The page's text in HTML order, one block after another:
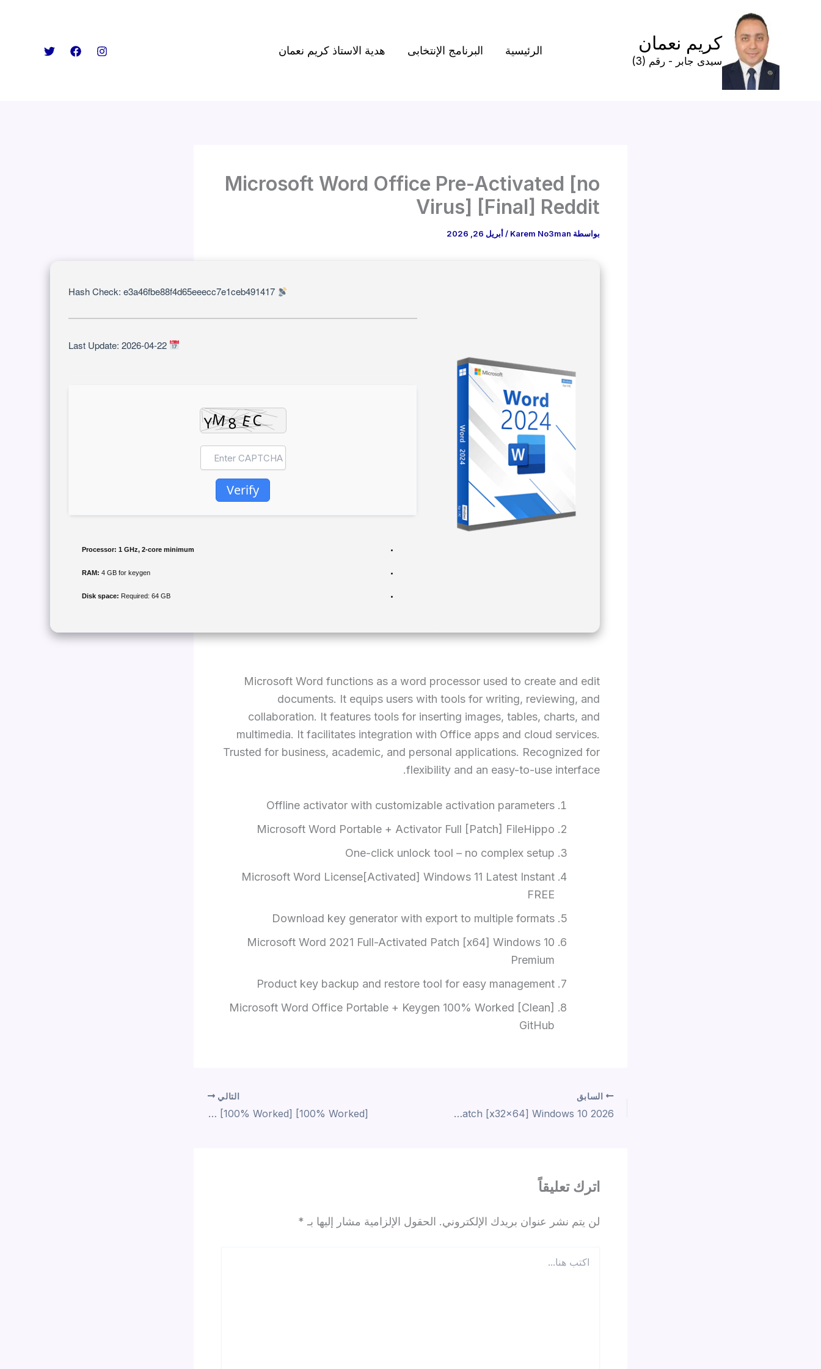
كريم نعمان
سيدى جابر - رقم (3)
الرئيسية البرنامج الإنتخابى هدية الاستاذ كريم نعمان
Microsoft Word Office Pre-Activated [no
Virus] [Final] Reddit
بواسطة Karem No3man
/أبريل 26, 2026
Verify
Processor: 1 GHz, 2-core minimum
RAM: 4 GB for keygen
Disk space: Required: 64 GB
Microsoft Word functions as a word processor used to create and edit
documents. It equips users with tools for writing, reviewing, and
collaboration. It features tools for inserting images, tables, charts, and
multimedia. It facilitates integration with Office apps and cloud services.
Trusted for business, academic, and personal applications. Recognized for
flexibility and an easy-to-use interface.
Offline activator with customizable activation parameters
Microsoft Word Portable + Activator Full [Patch] FileHippo
One-click unlock tool – no complex setup
Microsoft Word License[Activated] Windows 11 Latest Instant
FREE
Download key generator with export to multiple formats
Microsoft Word 2021 Full-Activated Patch [x64] Windows 10
Premium
Product key backup and restore tool for easy management
Microsoft Word Office Portable + Keygen 100% Worked [Clean]
GitHub
السابق
TradingView Desktop Crack + Portable Patch [x32x64] Windows 10 2026
التالي
EaseUS Data Recovery Portable + License Key [100% Worked] [100% Worked]
اترك تعليقاً
لن يتم نشر عنوان بريدك الإلكتروني. الحقول الإلزامية مشار إليها بـ *
هنا...